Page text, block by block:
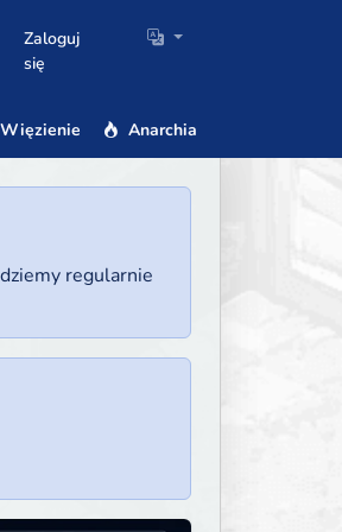
Zaloguj
się
Więzienie Anarchia
regularnie